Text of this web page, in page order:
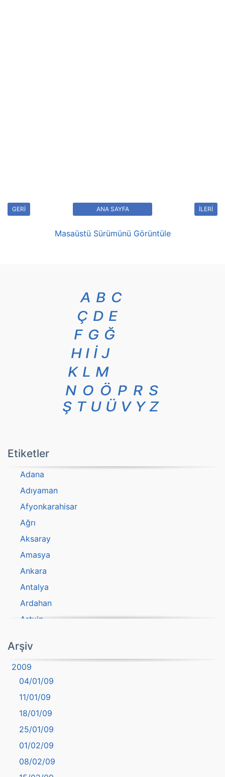
GERİ İLERİ
ANA SAYFA
Masaüstü Sürümünü Görüntüle
A B C
Ç D E
F G Ğ
H I İ J
K L M
N O Ö P R S
Ş T U Ü V Y Z
Etiketler
Adana
Adıyaman
Afyonkarahisar
Ağrı
Aksaray
Amasya
Ankara
Antalya
Ardahan
Artvin
Aydın
Balıkesir
Bartın
başkentler
Batman
Bayburt
Bilecik
Bingöl
Arşiv
2009
04/01/09
11/01/09
18/01/09
25/01/09
01/02/09
08/02/09